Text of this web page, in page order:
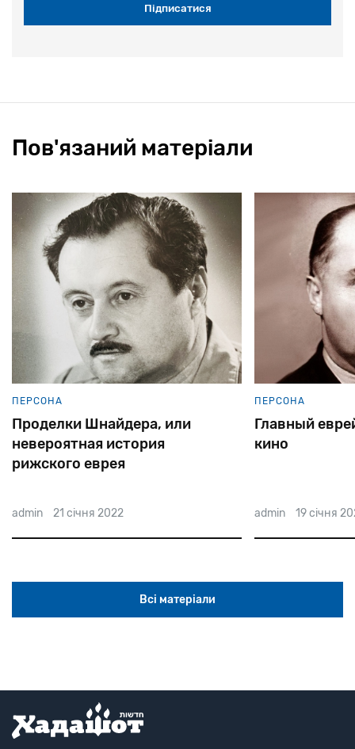
Пов'язаний матеріали
ПЕРСОНА
Проделки Шнайдера, или
невероятная история
рижского еврея
admin 21 січня 2022
ПЕРСОНА
Главный
кино
admin 19 січня
Всі матеріали